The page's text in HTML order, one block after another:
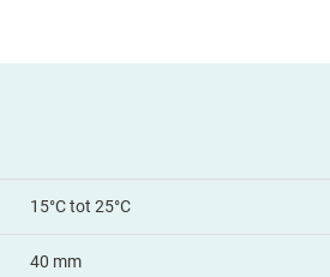
15°C tot 25°C
40 mm